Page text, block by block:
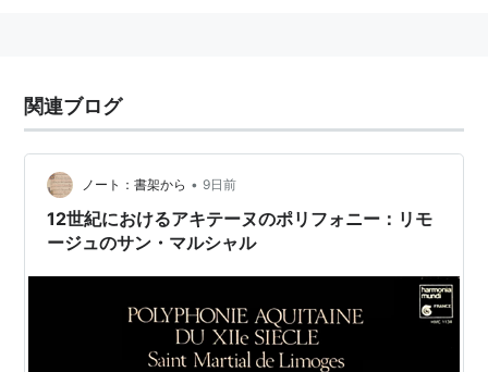
関連ブログ
ノート：書架から • 9日前
12世紀におけるアキテーヌのポリフォニー：リモ
ージュのサン・マルシャル